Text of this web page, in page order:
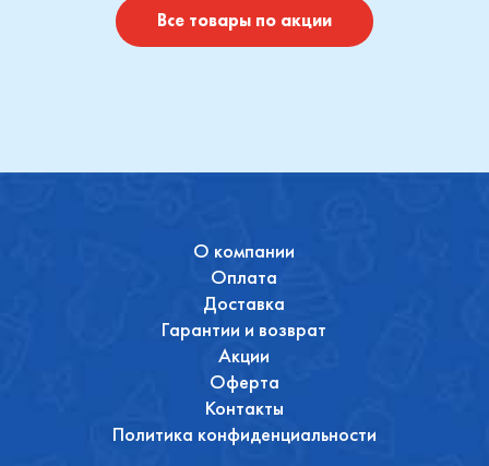
Купить
Все товары по акции
О компании
Оплата
Доставка
Гарантии и возврат
Акции
Оферта
Контакты
Политика конфиденциальности